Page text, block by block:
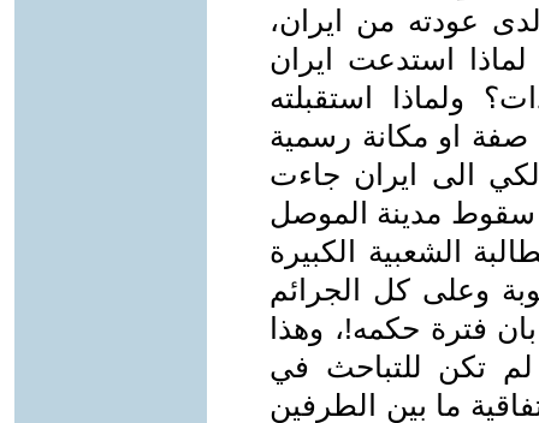
عودته من ايران،
لماذا استدعت ايران
ولماذا استقبلته
صفة او مكانة رسمية
الى ايران جاءت
سقوط مدينة الموصل
الشعبية الكبيرة
وعلى كل الجرائم
فترة حكمه!، وهذا
لم تكن للتباحث في
ما بين الطرفين